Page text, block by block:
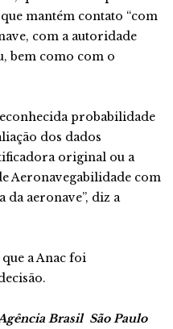
mantém contato “com
com a autoridade
bem como com o
probabilidade
dos dados
original ou a
Aeronavegabilidade com
aeronave”, diz a
a Anac foi
Brasil São Paulo